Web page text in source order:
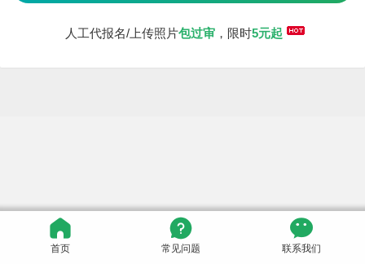
人工代报名/上传照片包过审，限时5元起
报名证件照
首页 常见问题 联系我们